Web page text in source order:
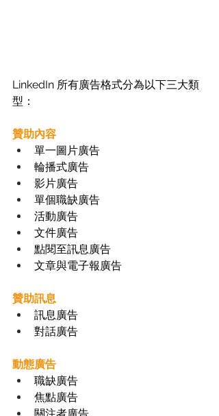
LinkedIn 所有廣告格式分為以下三大類
型：
贊助內容
單一圖片廣告
輪播式廣告
影片廣告
單個職缺廣告
活動廣告
文件廣告
點閱至訊息廣告
文章與電子報廣告
贊助訊息
訊息廣告
對話廣告
動態廣告
職缺廣告
焦點廣告